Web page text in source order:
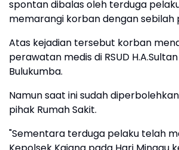
spontan dibalas oleh terduga
memarangi korban dengan sebilah
Atas kejadian tersebut korban
perawatan medis di RSUD
Bulukumba.
Namun saat ini sudah
pihak Rumah Sakit.
"Sementara terduga pelaku telah